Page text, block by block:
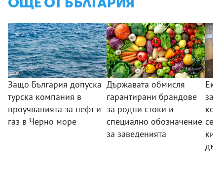
Защо България допуска
турска компания в
проучванията за нефт и
газ в Черно море
Държавата обмисля
гарантирани брандове
за родни стоки и
специално обозначение
за заведенията
за